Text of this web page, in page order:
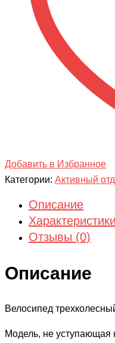
Добавить в Избранное
Категории: Активный
Описание
Характеристики
Отзывы (0)
Описание
Велосипед
Модель, не уступающая